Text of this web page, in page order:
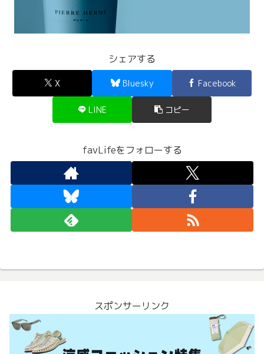
シェアする
X Bluesky Facebook
LINE コピー
favLifeをフォローする
スポンサーリンク